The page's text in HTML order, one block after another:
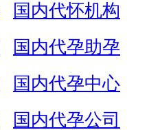
国内代怀机构
国内代孕助孕
国内代孕中心
国内代孕公司